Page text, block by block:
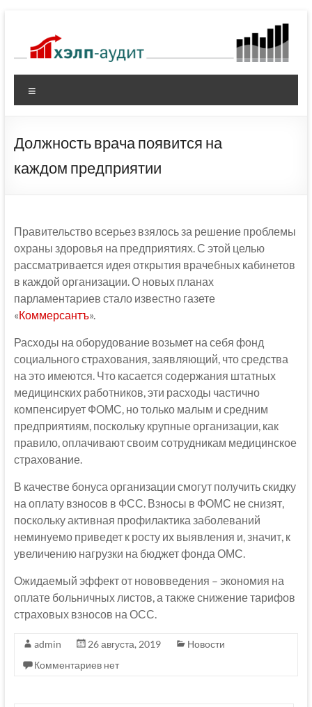
содержимому
Должность врача появится на
каждом предприятии
Правительство всерьез взялось за решение проблемы
охраны здоровья на предприятиях. С этой целью
рассматривается идея открытия врачебных кабинетов
в каждой организации. О новых планах
парламентариев стало известно газете
«Коммерсантъ».
Расходы на оборудование возьмет на себя фонд
социального страхования, заявляющий, что средства
на это имеются. Что касается содержания штатных
медицинских работников, эти расходы частично
компенсирует ФОМС, но только малым и средним
предприятиям, поскольку крупные организации, как
правило, оплачивают своим сотрудникам медицинское
страхование.
В качестве бонуса организации смогут получить скидку
на оплату взносов в ФСС. Взносы в ФОМС не снизят,
поскольку активная профилактика заболеваний
неминуемо приведет к росту их выявления и, значит, к
увеличению нагрузки на бюджет фонда ОМС.
Ожидаемый эффект от нововведения – экономия на
оплате больничных листов, а также снижение тарифов
страховых взносов на ОСС.
admin 26 августа, 2019
Новости
Комментариев нет